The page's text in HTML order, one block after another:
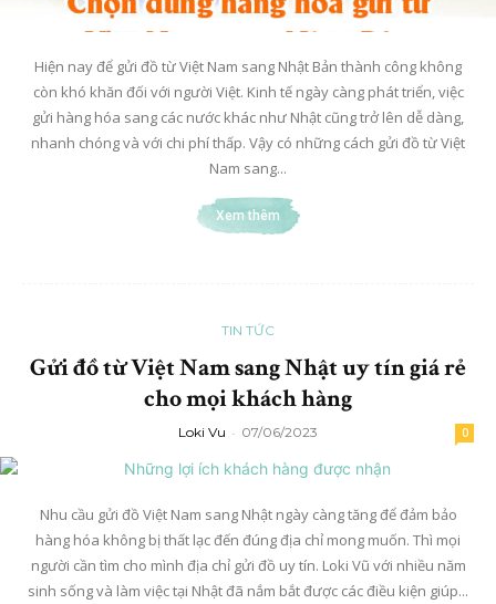
Hiện nay để gửi đồ từ Việt Nam sang Nhật Bản thành công không
còn khó khăn đối với người Việt. Kinh tế ngày càng phát triển, việc
gửi hàng hóa sang các nước khác như Nhật cũng trở lên dễ dàng,
nhanh chóng và với chi phí thấp. Vậy có những cách gửi đồ từ Việt
Nam sang...
Xem thêm
TIN TỨC
Gửi đồ từ Việt Nam sang Nhật uy tín giá rẻ
cho mọi khách hàng
Loki Vu - 07/06/2023 0
Nhu cầu gửi đồ Việt Nam sang Nhật ngày càng tăng để đảm bảo
hàng hóa không bị thất lạc đến đúng địa chỉ mong muốn. Thì mọi
người cần tìm cho mình địa chỉ gửi đồ uy tín. Loki Vũ với nhiều năm
sinh sống và làm việc tại Nhật đã nắm bắt được các điều kiện giúp...